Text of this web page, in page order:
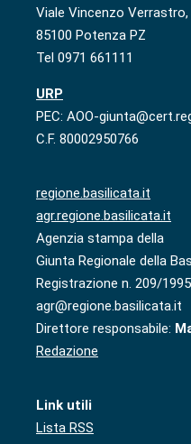
Viale Vincenzo Verrastro,
85100 Potenza PZ
Tel 0971 661111
URP
PEC: AOO-
C.F. 80002950766
regione.basilicata.it
agr.regione.basilicata.it
Agenzia stampa della
Giunta Regionale della
Registrazione n. 209/
agr@regione.basilicata.it
Direttore responsabile:
Redazione
Link utili
Lista RSS